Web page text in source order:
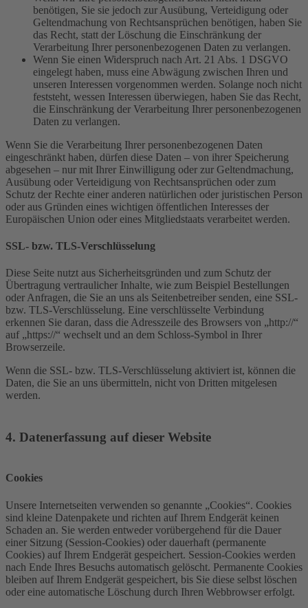
benötigen, Sie sie jedoch zur Ausübung, Verteidigung oder
Geltendmachung von Rechtsansprüchen benötigen, haben Sie
das Recht, statt der Löschung die Einschränkung der
Verarbeitung Ihrer personenbezogenen Daten zu verlangen.
Wenn Sie einen Widerspruch nach Art. 21 Abs. 1 DSGVO
eingelegt haben, muss eine Abwägung zwischen Ihren und
unseren Interessen vorgenommen werden. Solange noch nicht
feststeht, wessen Interessen überwiegen, haben Sie das Recht,
die Einschränkung der Verarbeitung Ihrer personenbezogenen
Daten zu verlangen.
Wenn Sie die Verarbeitung Ihrer personenbezogenen Daten
eingeschränkt haben, dürfen diese Daten – von ihrer Speicherung
abgesehen – nur mit Ihrer Einwilligung oder zur Geltendmachung,
Ausübung oder Verteidigung von Rechtsansprüchen oder zum
Schutz der Rechte einer anderen natürlichen oder juristischen Person
oder aus Gründen eines wichtigen öffentlichen Interesses der
Europäischen Union oder eines Mitgliedstaats verarbeitet werden.
SSL- bzw. TLS-Verschlüsselung
Diese Seite nutzt aus Sicherheitsgründen und zum Schutz der
Übertragung vertraulicher Inhalte, wie zum Beispiel Bestellungen
oder Anfragen, die Sie an uns als Seitenbetreiber senden, eine SSL-
bzw. TLS-Verschlüsselung. Eine verschlüsselte Verbindung
erkennen Sie daran, dass die Adresszeile des Browsers von „http://“
auf „https://“ wechselt und an dem Schloss-Symbol in Ihrer
Browserzeile.
Wenn die SSL- bzw. TLS-Verschlüsselung aktiviert ist, können die
Daten, die Sie an uns übermitteln, nicht von Dritten mitgelesen
werden.
4. Datenerfassung auf dieser Website
Cookies
Unsere Internetseiten verwenden so genannte „Cookies“. Cookies
sind kleine Datenpakete und richten auf Ihrem Endgerät keinen
Schaden an. Sie werden entweder vorübergehend für die Dauer
einer Sitzung (Session-Cookies) oder dauerhaft (permanente
Cookies) auf Ihrem Endgerät gespeichert. Session-Cookies werden
nach Ende Ihres Besuchs automatisch gelöscht. Permanente Cookies
bleiben auf Ihrem Endgerät gespeichert, bis Sie diese selbst löschen
oder eine automatische Löschung durch Ihren Webbrowser erfolgt.